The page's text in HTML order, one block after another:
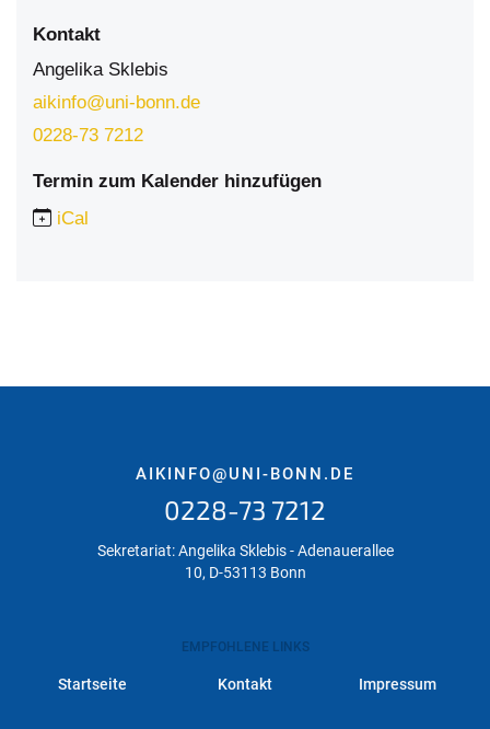
Kontakt
Angelika Sklebis
aikinfo@uni-bonn.de
0228-73 7212
Termin zum Kalender hinzufügen
iCal
AIKINFO@UNI-BONN.DE
0228-73 7212
Sekretariat: Angelika Sklebis - Adenauerallee
10, D-53113 Bonn
EMPFOHLENE LINKS
Startseite Kontakt Impressum